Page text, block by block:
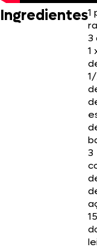
Ingredientes1
3
1
3